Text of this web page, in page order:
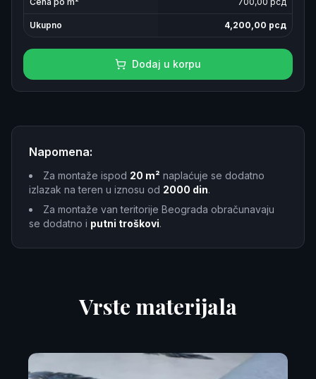
Ukupno 4,200,00 рсд
Dodaj u korpu
Napomena:
Za montaže ispod 20 m² naplaćuje se dodatno
izlazak na teren u iznosu od 2000 din.
Za montaže van teritorije Beograda obračunavaju
se dodatno i putni troškovi.
Vrste materijala